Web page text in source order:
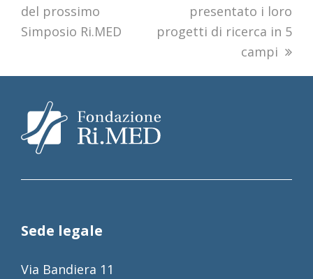
del prossimo
Simposio Ri.MED
presentato i loro
progetti di ricerca in 5
campi
Sede legale
Via Bandiera 11